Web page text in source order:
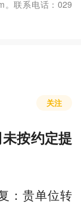
。联系电话：029
关注
按约定提
：贵单位转